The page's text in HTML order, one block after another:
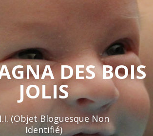
DES BOIS
JOLIS
(Objet Bloguesque Non
Identifié)